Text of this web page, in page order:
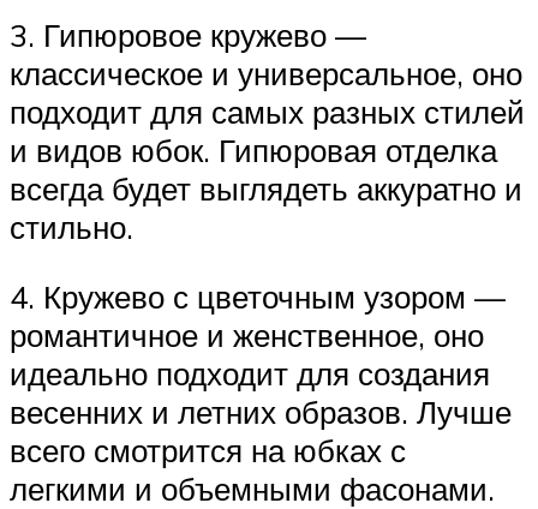
3. Гипюровое кружево —
классическое и универсальное, оно
подходит для самых разных стилей
и видов юбок. Гипюровая отделка
всегда будет выглядеть аккуратно и
стильно.
4. Кружево с цветочным узором —
романтичное и женственное, оно
идеально подходит для создания
весенних и летних образов. Лучше
всего смотрится на юбках с
легкими и объемными фасонами.